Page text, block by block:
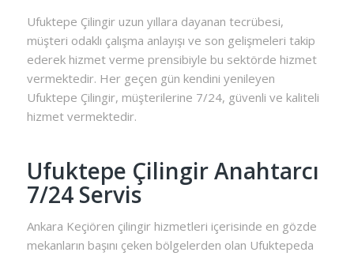
Ufuktepe Çilingir uzun yıllara dayanan tecrübesi,
müşteri odaklı çalışma anlayışı ve son gelişmeleri takip
ederek hizmet verme prensibiyle bu sektörde hizmet
vermektedir. Her geçen gün kendini yenileyen
Ufuktepe Çilingir, müşterilerine 7/24, güvenli ve kaliteli
hizmet vermektedir.
Ufuktepe Çilingir Anahtarcı
7/24 Servis
Ankara Keçiören çilingir hizmetleri içerisinde en gözde
mekanların başını çeken bölgelerden olan Ufuktepeda